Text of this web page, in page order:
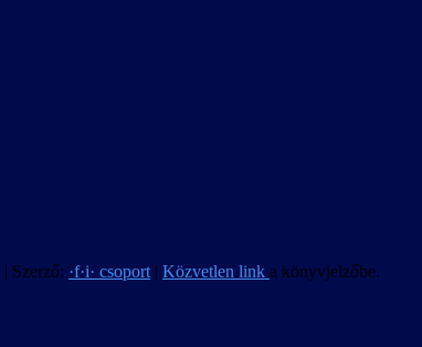
| Szerző: ·f·i· csoport | Közvetlen link a könyvjelzőbe.